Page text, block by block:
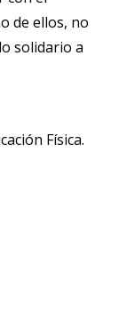
de ellos, no
solidario a
Física.